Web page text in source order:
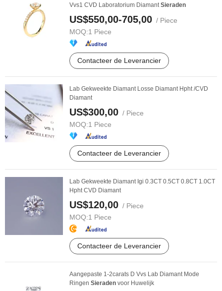
Vvs1 CVD Laboratorium DiamantSieraden
US$550,00-705,00 / Piece
MOQ:1 Piece
Contacteer de Leverancier
Lab Gekweekte Diamant Losse Diamant Hpht /CVD
Diamant
US$300,00 / Piece
MOQ:1 Piece
Contacteer de Leverancier
Lab Gekweekte Diamant Igi 0.3CT 0.5CT 0.8CT 1.0CT
Hpht CVD Diamant
US$120,00 / Piece
MOQ:1 Piece
Contacteer de Leverancier
Aangepaste 1-2carats D Vvs Lab Diamant Mode
Ringen Sieraden voor Huwelijk